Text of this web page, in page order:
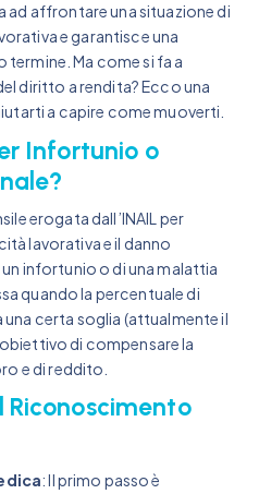
ad affrontare una situazione di
e garantisce una
Ma come si fa a
diritto a rendita? Ecco una
a capire come muoverti.
Infortunio o
erogata dall’INAIL per
lavorativa e il danno
infortunio o di una malattia
quando la percentuale di
certa soglia (attualmente il
di compensare la
e di reddito.
Riconoscimento
: Il primo passo è